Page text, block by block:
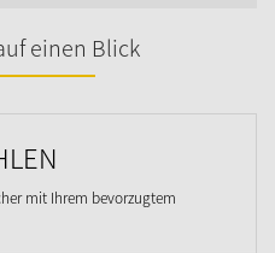
einen Blick
mit Ihrem bevorzugtem